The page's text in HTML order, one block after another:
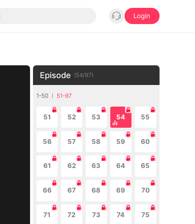
Login
Episode (54/97)
1-50 51-97
51 52 53 54 55
56 57 58 59 60
61 62 63 64 65
66 67 68 69 70
71 72 73 74 75